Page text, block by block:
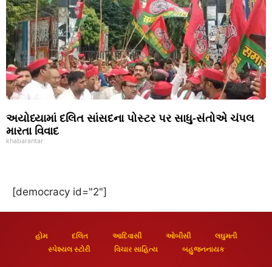
અયોધ્યામાં દલિત સાંસદના પોસ્ટર પર સાધુ-સંતોએ ચંપલ
મારતા વિવાદ
khabarantar
[democracy id="2"]
હોમ દલિત આદિવાસી ઓબીસી
લઘુમતી
સ્પેશ્યલ સ્ટોરી
વિચાર સાહિત્ય બહુજનનાયક